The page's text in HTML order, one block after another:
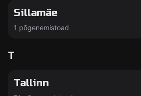
Sillamäe
1 põgenemistoad
T
Tallinn